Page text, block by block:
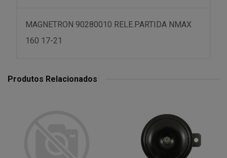
MAGNETRON 90280010 RELE.PARTIDA NMAX
160 17-21
Produtos Relacionados